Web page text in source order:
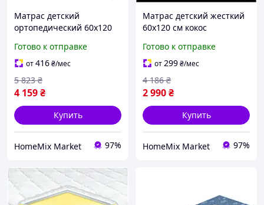
Матрас детский
ортопедический 60х120
гипоаллергенный
Eurosleep HM-7974
Готово к отправке
от416₴/мес
4 159₴
5 823 ₴
Купить
HomeMix Market 97%
Матрас детский жесткий
60х120 см кокос
Eurosleep HM-8027
Готово к отправке
от299₴/мес
2 990₴
4 186 ₴
Купить
HomeMix Market 97%